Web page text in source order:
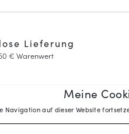
Meine
Navigation auf dieser Website
Lieferung
€ Warenwert